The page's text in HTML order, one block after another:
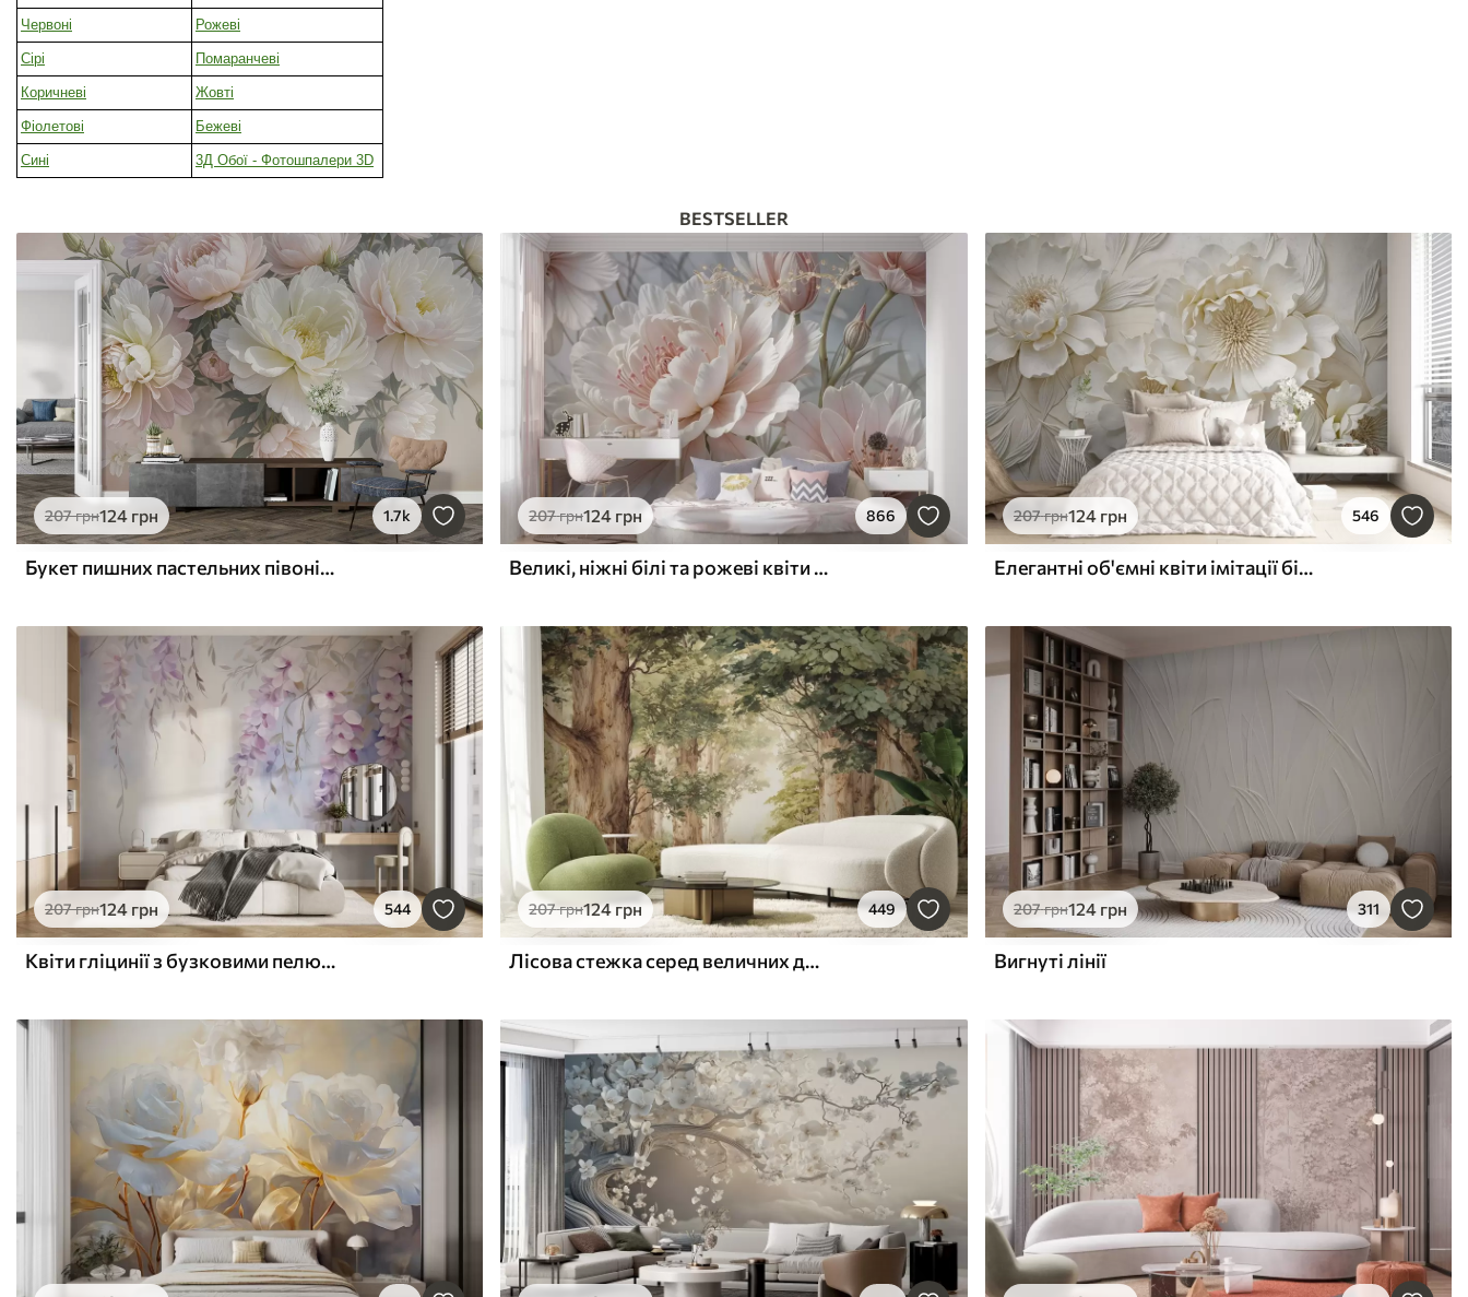
Червоні Рожеві
Сірі Помаранчеві
Коричневі Жовті
Фіолетові Бежеві
Сині 3Д Обої - Фотошпалери 3D
BESTSELLER
207грн124 грн 1.7k
Букет пишних пастельних півоній та інших квітів на м'якому розмитому тлі
207грн124 грн 866
Великі, ніжні білі та рожеві квіти півонії з м'якими, пухнастими пелюстками на розмитому сірому тлі
207грн124 грн 546
Елегантні об'ємні квіти імітації білої півонії з м'якими пелюстками та пастельно-жовтими серединками на світлому фоні
207грн124 грн 544
Квіти гліцинії з бузковими пелюстками та зеленим листям, що звисає з гілок, м'які пастельні кольори, пастельний фон
207грн124грн 449
Лісова стежка серед величних дерев у стилі акварелі
207грн124 грн 311
Вигнуті лінії